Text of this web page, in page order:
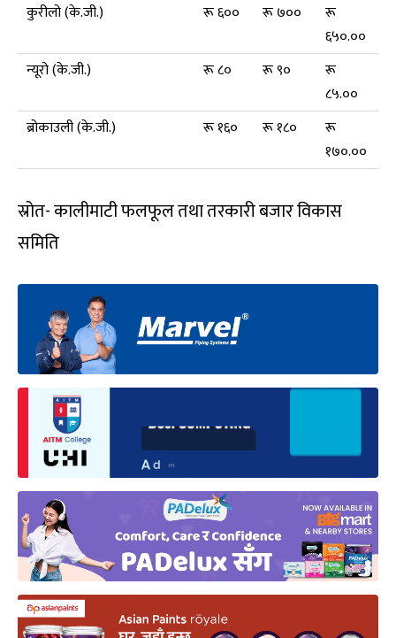
कुरीलो (के.जी.)
रू ६०० रू ७००
रू
६५०.००
न्यूरो (के.जी.)
रू ८० रू ९०
रू
८५.००
ब्रोकाउली (के.जी.)
रू १६० रू १८०
रू
१७०.००
स्रोत- कालीमाटी फलफूल तथा तरकारी बजार विकास
समिति